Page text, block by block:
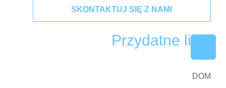
SKONTAKTUJ SIĘ Z NAMI
Przydatne linki
DOM